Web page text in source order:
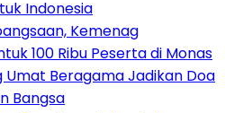
Indonesia
Kemenag
100 Ribu Peserta di Monas
Umat Beragama Jadikan Doa
Bangsa